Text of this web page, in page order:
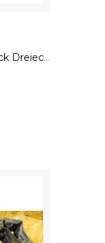
Abdeckung Seitenspiegeldreieck Dreieck vorne rechts Fiat Scudo 2 II 1400953177